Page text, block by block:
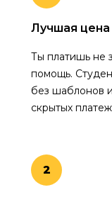
Лучшая
Ты платишь не
помощь.
без шаблонов
скрытых
2